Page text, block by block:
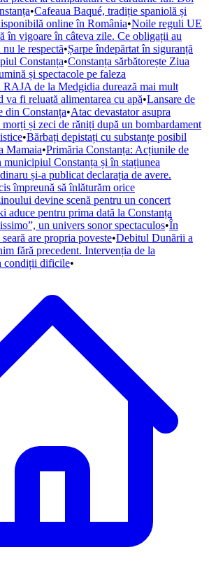
•Cafeaua Baqué, tradiție spaniolă și
online în România•Noile reguli UE
în vigoare în câteva zile. Ce obligații au
le respectă•Șarpe îndepărtat în siguranță
Constanța•Constanța sărbătorește Ziua
și spectacole pe faleza
RAJA de la Medgidia durează mai mult
va fi reluată alimentarea cu apă•Lansare de
din Constanța•Atac devastator asupra
și zeci de răniți după un bombardament
•Bărbați depistați cu substanțe posibil
Mamaia•Primăria Constanța: Acțiunile de
municipiul Constanța și în stațiunea
și-a publicat declarația de avere.
împreună să înlăturăm orice
devine scenă pentru un concert
aduce pentru prima dată la Constanța
un univers sonor spectaculos•În
are propria poveste•Debitul Dunării a
fără precedent. Intervenția de la
condiții dificile•